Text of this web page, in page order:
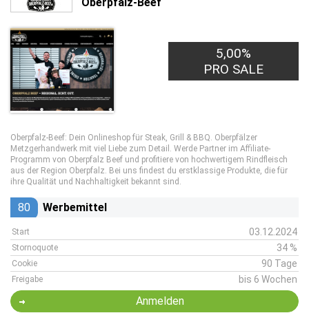
5,00%
PRO SALE
Oberpfalz-Beef: Dein Onlineshop für Steak, Grill & BBQ. Oberpfälzer
Metzgerhandwerk mit viel Liebe zum Detail. Werde Partner im Affiliate-
Programm von Oberpfalz Beef und profitiere von hochwertigem Rindfleisch
aus der Region Oberpfalz. Bei uns findest du erstklassige Produkte, die für
ihre Qualität und Nachhaltigkeit bekannt sind.
80 Werbemittel
Start 03.12.2024
Stornoquote 34 %
Cookie 90 Tage
Freigabe bis 6 Wochen
Anmelden